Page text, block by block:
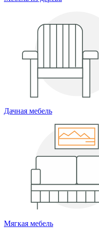
Дачная мебель
Мягкая мебель